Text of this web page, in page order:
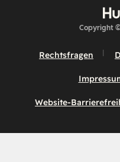
Copyright
Rechtsfragen
Website-